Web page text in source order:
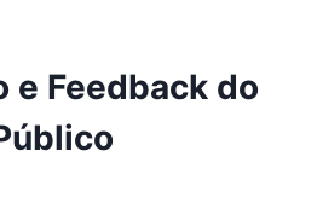
e Feedback do